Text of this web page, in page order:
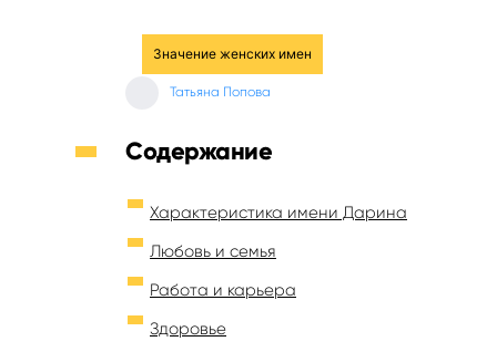
Значение женских имен
Татьяна Попова
Содержание
Характеристика имени Дарина
Любовь и семья
Работа и карьера
Здоровье